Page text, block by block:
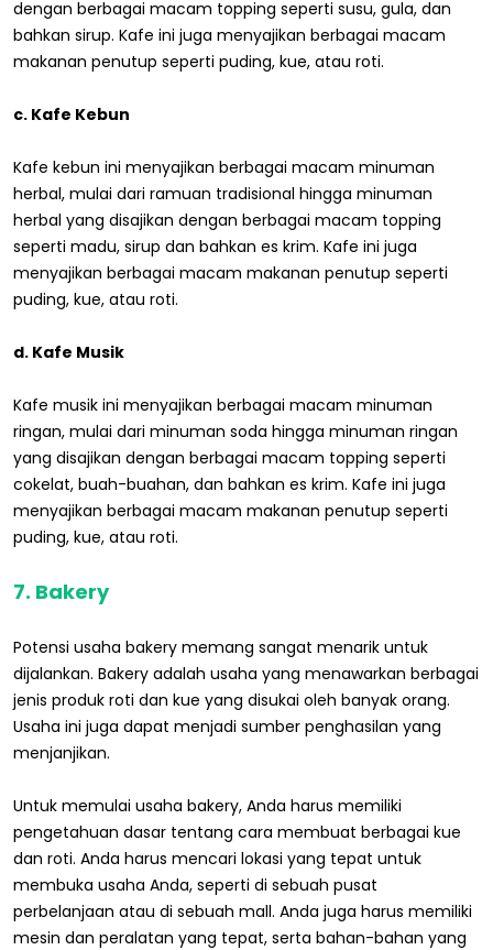
dengan berbagai macam topping seperti susu, gula, dan
bahkan sirup. Kafe ini juga menyajikan berbagai macam
makanan penutup seperti puding, kue, atau roti.
c. Kafe Kebun
Kafe kebun ini menyajikan berbagai macam minuman
herbal, mulai dari ramuan tradisional hingga minuman
herbal yang disajikan dengan berbagai macam topping
seperti madu, sirup dan bahkan es krim. Kafe ini juga
menyajikan berbagai macam makanan penutup seperti
puding, kue, atau roti.
d. Kafe Musik
Kafe musik ini menyajikan berbagai macam minuman
ringan, mulai dari minuman soda hingga minuman ringan
yang disajikan dengan berbagai macam topping seperti
cokelat, buah-buahan, dan bahkan es krim. Kafe ini juga
menyajikan berbagai macam makanan penutup seperti
puding, kue, atau roti.
7. Bakery
Potensi usaha bakery memang sangat menarik untuk
dijalankan. Bakery adalah usaha yang menawarkan berbagai
jenis produk roti dan kue yang disukai oleh banyak orang.
Usaha ini juga dapat menjadi sumber penghasilan yang
menjanjikan.
Untuk memulai usaha bakery, Anda harus memiliki
pengetahuan dasar tentang cara membuat berbagai kue
dan roti. Anda harus mencari lokasi yang tepat untuk
membuka usaha Anda, seperti di sebuah pusat
perbelanjaan atau di sebuah mall. Anda juga harus memiliki
mesin dan peralatan yang tepat, serta bahan-bahan yang